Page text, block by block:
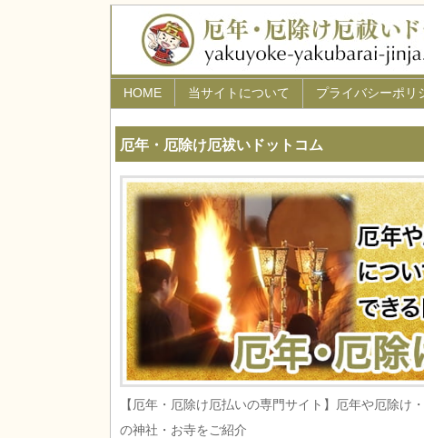
厄年・厄除け厄祓いドットコム
【厄年・厄除け厄払いの専門サイト】厄年や厄除
の神社・お寺をご紹介
HOME 当サイトについて プライバシーポリ